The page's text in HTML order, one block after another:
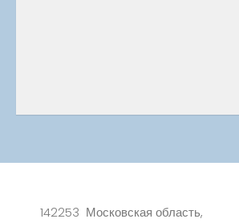
142253 Московская область,